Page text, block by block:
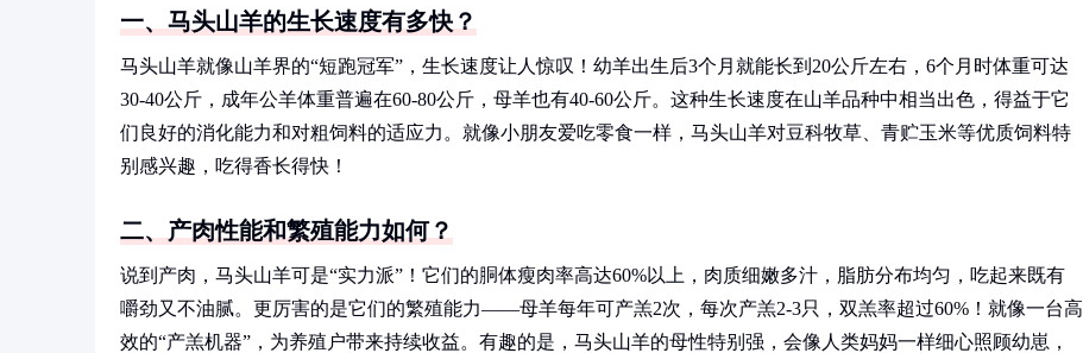
一、马头山羊的生长速度有多快？
马头山羊就像山羊界的“短跑冠军”，生长速度让人惊叹！幼羊出生后3个月就能长到20公斤左右，6个月时体重可达
30-40公斤，成年公羊体重普遍在60-80公斤，母羊也有40-60公斤。这种生长速度在山羊品种中相当出色，得益于它
们良好的消化能力和对粗饲料的适应力。就像小朋友爱吃零食一样，马头山羊对豆科牧草、青贮玉米等优质饲料特
别感兴趣，吃得香长得快！
二、产肉性能和繁殖能力如何？
说到产肉，马头山羊可是“实力派”！它们的胴体瘦肉率高达60%以上，肉质细嫩多汁，脂肪分布均匀，吃起来既有
嚼劲又不油腻。更厉害的是它们的繁殖能力——母羊每年可产羔2次，每次产羔2-3只，双羔率超过60%！就像一台高
效的“产羔机器”，为养殖户带来持续收益。有趣的是，马头山羊的母性特别强，会像人类妈妈一样细心照顾幼崽，